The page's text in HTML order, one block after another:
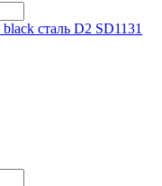
сталь D2 SD1131